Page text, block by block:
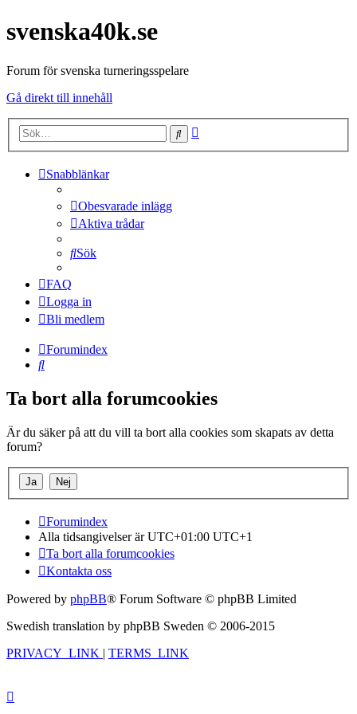
svenska40k.se
Forum för svenska turneringsspelare
Gå direkt till innehåll
Sök
Snabblänkar
Obesvarade inlägg
Aktiva trådar
Sök
FAQ
Logga in
Bli medlem
Forumindex
Sök
Ta bort alla forumcookies
Är du säker på att du vill ta bort alla cookies som skapats av detta
forum?
Forumindex
Alla tidsangivelser är UTC+01:00 UTC+1
Ta bort alla forumcookies
Kontakta oss
Powered by phpBB® Forum Software © phpBB Limited
Swedish translation by phpBB Sweden © 2006-2015
PRIVACY_LINK | TERMS_LINK